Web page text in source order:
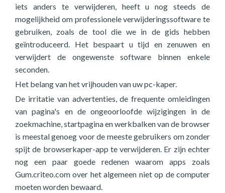
iets anders te verwijderen, heeft u nog steeds de
mogelijkheid om professionele verwijderingssoftware te
gebruiken, zoals de tool die we in de gids hebben
geïntroduceerd. Het bespaart u tijd en zenuwen en
verwijdert de ongewenste software binnen enkele
seconden.
Het belang van het vrijhouden van uw pc-kaper.
De irritatie van advertenties, de frequente omleidingen
van pagina's en de ongeoorloofde wijzigingen in de
zoekmachine, startpagina en werkbalken van de browser
is meestal genoeg voor de meeste gebruikers om zonder
spijt de browserkaper-app te verwijderen. Er zijn echter
nog een paar goede redenen waarom apps zoals
Gum.criteo.com over het algemeen niet op de computer
moeten worden bewaard.